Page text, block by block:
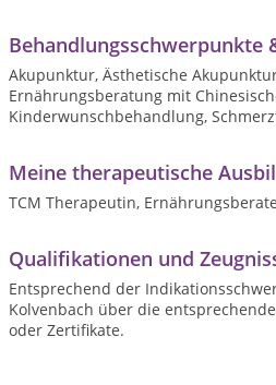
Behandlungsschwerpunkte
Akupunktur, Ästhetische
Ernährungsberatung mit
Kinderwunschbehandlung,
Meine therapeutische
TCM Therapeutin,
Qualifikationen und
Entsprechend der
Kolvenbach über die
oder Zertifikate.